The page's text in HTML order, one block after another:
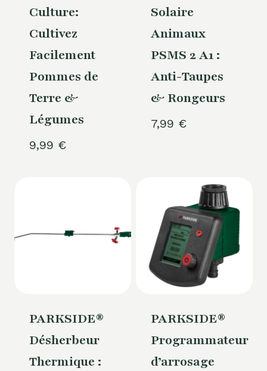
Culture:
Cultivez
Facilement
Pommes de
Terre &
Légumes
9,99 €
Solaire
Animaux
PSMS 2 A1 :
Anti-Taupes
& Rongeurs
7,99 €
PARKSIDE®
Désherbeur
Thermique :
PARKSIDE®
Programmateur
d’arrosage